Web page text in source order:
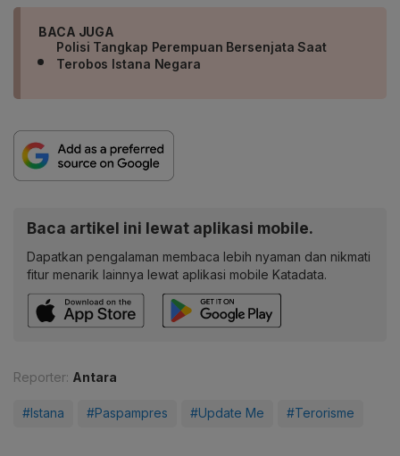
BACA JUGA
Polisi Tangkap Perempuan Bersenjata Saat
Terobos Istana Negara
Baca artikel ini lewat aplikasi mobile.
Dapatkan pengalaman membaca lebih nyaman dan nikmati
fitur menarik lainnya lewat aplikasi mobile Katadata.
Reporter: Antara
#Istana #Paspampres #Update Me #Terorisme